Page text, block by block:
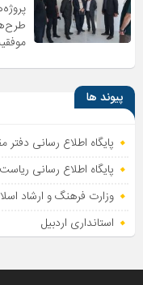
پیوند ها
پایگاه اطلاع رسانی
پایگاه اطلاع‌ رسانی
وزارت فرهنگ و ارشاد
استانداری اردبیل